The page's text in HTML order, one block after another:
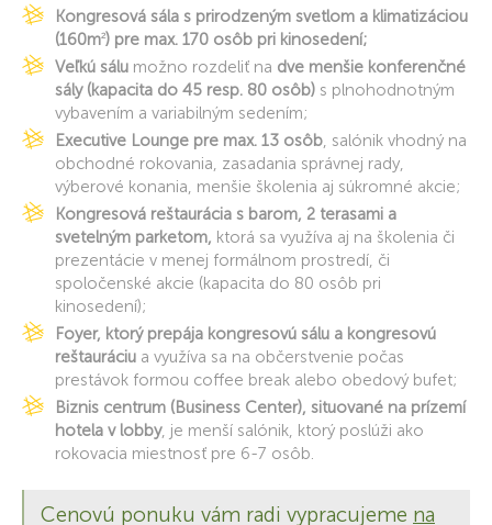
Kongresová sála s prirodzeným svetlom a klimatizáciou
(160m2) pre max. 170 osôb pri kinosedení;
Veľkú sálu možno rozdeliť na dve menšie konferenčné
sály (kapacita do 45 resp. 80 osôb) s plnohodnotným
vybavením a variabilným sedením;
Executive Lounge pre max. 13 osôb, salónik vhodný na
obchodné rokovania, zasadania správnej rady,
výberové konania, menšie školenia aj súkromné akcie;
Kongresová reštaurácia s barom, 2 terasami a
svetelným parketom, ktorá sa využíva aj na školenia či
prezentácie v menej formálnom prostredí, či
spoločenské akcie (kapacita do 80 osôb pri
kinosedení);
Foyer, ktorý prepája kongresovú sálu a kongresovú
reštauráciu a využíva sa na občerstvenie počas
prestávok formou coffee break alebo obedový bufet;
Biznis centrum (Business Center), situované na prízemí
hotela v lobby, je menší salónik, ktorý poslúži ako
rokovacia miestnosť pre 6-7 osôb.
Cenovú ponuku vám radi vypracujeme na